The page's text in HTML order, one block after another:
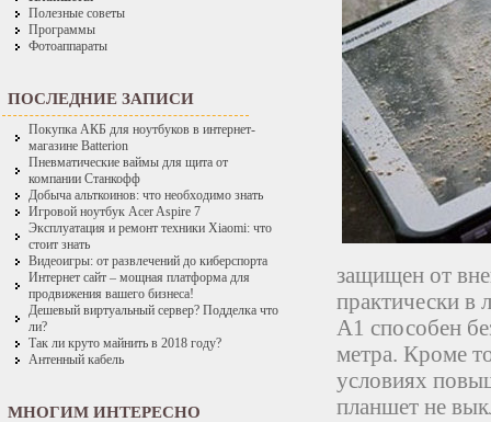
Полезные советы
Программы
Фотоаппараты
ПОСЛЕДНИЕ ЗАПИСИ
Покупка АКБ для ноутбуков в интернет-
магазине Batterion
Пневматические ваймы для щита от
компании Станкофф
Добыча альткоинов: что необходимо знать
Игровой ноутбук Acer Aspire 7
Эксплуатация и ремонт техники Xiaomi: что
стоит знать
Видеоигры: от развлечений до киберспорта
Интернет сайт – мощная платформа для
продвижения вашего бизнеса!
Дешевый виртуальный сервер? Подделка что
ли?
Так ли круто майнить в 2018 году?
Антенный кабель
МНОГИМ ИНТЕРЕСНО
защищен от
практически в
A1 способен
метра. Кроме
условиях
планшет не